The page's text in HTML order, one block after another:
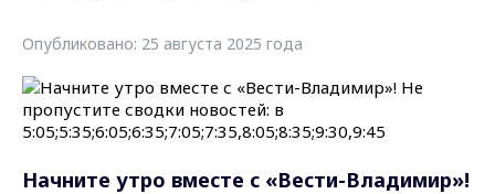
Опубликовано: 25 августа 2025 года
Начните утро вместе с «Вести-Владимир»!